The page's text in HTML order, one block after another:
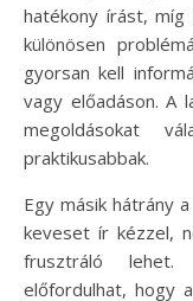
hatékony írást, míg
különösen
gyorsan kell
vagy előadáson. A
megoldásokat
praktikusabbak.
Egy másik hátrány
keveset ír kézzel,
frusztráló
előfordulhat, hogy